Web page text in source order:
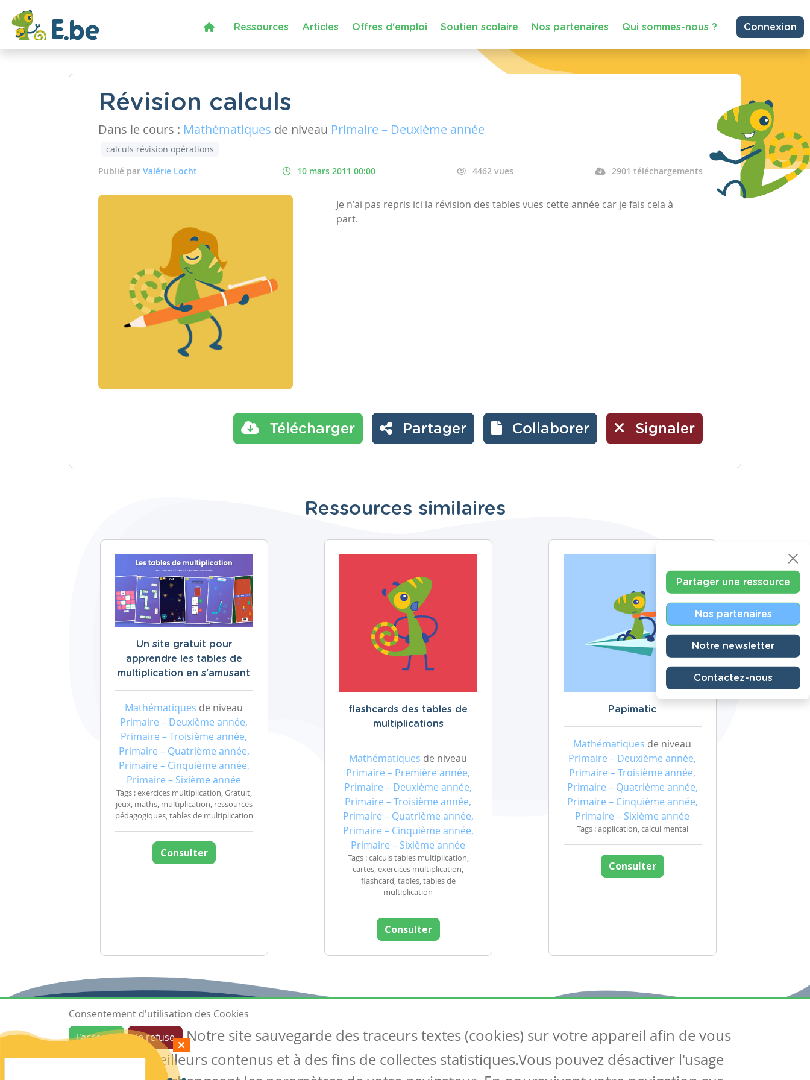
Ressources Articles Offres d'emploi Soutien scolaire Nos partenaires Qui sommes-nous ? Connexion
Révision calculs
Dans le cours : Mathématiques de niveau Primaire – Deuxième année
calculs révision opérations
Publié par Valérie Locht 10 mars 2011 00:00 4462 vues 2901 téléchargements
Je n'ai pas repris ici la révision des tables vues cette année car je fais cela à
part.
Télécharger Partager Collaborer Signaler
Ressources similaires
Un site gratuit pour
apprendre les tables de
multiplication en s'amusant
Mathématiques de niveau
Primaire – Deuxième année,
Primaire – Troisième année,
Primaire – Quatrième année,
Primaire – Cinquième année,
Primaire – Sixième année
Tags : exercices multiplication, Gratuit,
jeux, maths, multiplication, ressources
pédagogiques, tables de multiplication
Consulter
flashcards des tables de
multiplications
Mathématiques de niveau
Primaire – Première année,
Primaire – Deuxième année,
Primaire – Troisième année,
Primaire – Quatrième année,
Primaire – Cinquième année,
Primaire – Sixième année
Tags : calculs tables multiplication,
cartes, exercices multiplication,
flashcard, tables, tables de
multiplication
Consulter
Papimatic
Mathématiques de niveau
Primaire – Deuxième année,
Primaire – Troisième année,
Primaire – Quatrième année,
Primaire – Cinquième année,
Primaire – Sixième année
Tags : application, calcul mental
Consulter
Partager une ressource
Nos partenaires
Notre newsletter
Contactez-nous
Ressources
Les ressources
Créer une ressource
Articles
Tous les articles
Articles DYS
Suivez-nous
Contactez-nous
Soutien scolaire
Consentement d'utilisation des Cookies
J'accepte
Je refuse
Notre site sauvegarde des traceurs textes (cookies) sur votre appareil afin de vous
garantir de meilleurs contenus et à des fins de collectes statistiques.Vous pouvez désactiver l'usage